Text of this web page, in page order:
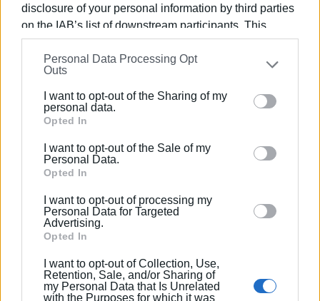
disclosure of your personal information by third parties
on the IAB’s list of downstream participants. This
information may also be disclosed by us to third parties
on theIAB’s List of Downstream Participants
that may
further disclose it to other third parties.
Please note that this website/app uses one or more
Google services and may gather and store information
behaviour. You may click to grant or deny consent to
Google and its third-party tags to use your data for
section.
Personal Data Processing Opt
Outs
I want to opt-out of the Sharing of my
personal data.
Opted In
I want to opt-out of the Sale of my
Personal Data.
Opted In
I want to opt-out of processing my
Personal Data for Targeted
Advertising.
Opted In
I want to opt-out of Collection, Use,
Retention, Sale, and/or Sharing of
my Personal Data that Is Unrelated
with the Purposes for which it was
δικαίωμα να εκφράζουμε τις απόψεις μας και για αυτό
το θέμα, οι οποίες άλλωστε δεν είναι καινούριες. Οι
παλαιότεροι αναγνώστες μας ίσως θυμούνται την
πρωτοβουλία τηςΕνημέρωσης , ήδη από τις αρχές της
μας Θεάτρου. Κάθε άποψη, βεβαίως, είναι σεβαστή και η
έκφρασή της επιβεβλημένη.
Εμφανίσεις: 3067
ΓΙΩΡΓΟΣ ΚΑΤΣΑΪΤΗΣ